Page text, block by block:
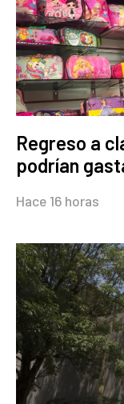
Regreso a
podrían
Hace 16 horas